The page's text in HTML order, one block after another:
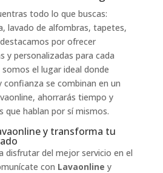
todo lo que buscas:
lavado de alfombras, tapetes,
por ofrecer
y personalizadas para cada
el lugar ideal donde
confianza se combinan en un
ahorrarás tiempo y
que hablan por sí mismos.
y transforma tu
disfrutar del mejor servicio en el
con Lavaonline y